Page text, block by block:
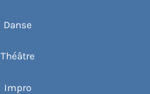
Danse
Théâtre
Impro